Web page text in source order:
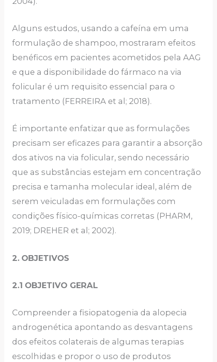
Alguns estudos, usando a cafeína em uma
formulação de shampoo, mostraram efeitos
benéficos em pacientes acometidos pela AAG
e que a disponibilidade do fármaco na via
folicular é um requisito essencial para o
tratamento (FERREIRA et al; 2018).
É importante enfatizar que as formulações
precisam ser eficazes para garantir a absorção
dos ativos na via folicular, sendo necessário
que as substâncias estejam em concentração
precisa e tamanha molecular ideal, além de
serem veiculadas em formulações com
condições físico-químicas corretas (PHARM,
2019; DREHER et al; 2002).
2. OBJETIVOS
2.1 OBJETIVO GERAL
Compreender a fisiopatogenia da alopecia
androgenética apontando as desvantagens
dos efeitos colaterais de algumas terapias
escolhidas e propor o uso de produtos